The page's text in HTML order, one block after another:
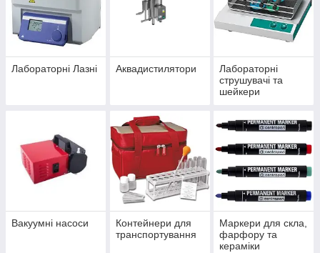
Лабораторні Лазні Аквадистилятори
Лабораторні
струшувачі та
шейкери
Вакуумні насоси
Контейнери для
транспортування
Маркери для скла,
фарфору та
кераміки